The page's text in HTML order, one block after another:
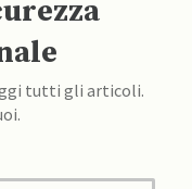
tutti gli articoli.